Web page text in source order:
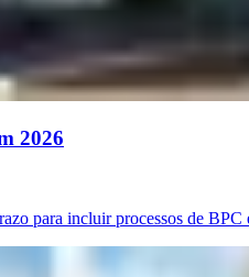
2026
para incluir processos de